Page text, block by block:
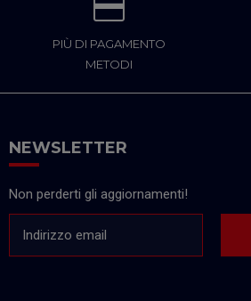
PIÙ DI PAGAMENTO
METODI
NEWSLETTER
Non perderti gli aggiornamenti!
Indirizzo email